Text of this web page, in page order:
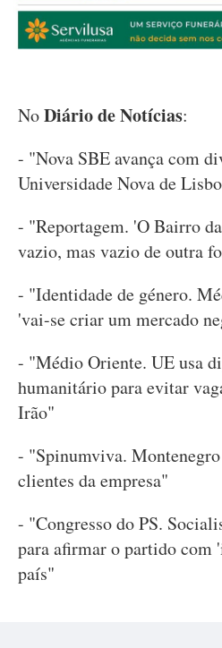
NoDiário de Notícias:
- "Nova SBE avança com
Universidade Nova de
- "Reportagem. 'O Bairro
vazio, mas vazio de outra
- "Identidade de género.
'vai-se criar um mercado
- "Médio Oriente. UE usa
humanitário para evitar
Irão"
- "Spinumviva.
clientes da empresa"
- "Congresso do PS.
para afirmar o partido com
país"